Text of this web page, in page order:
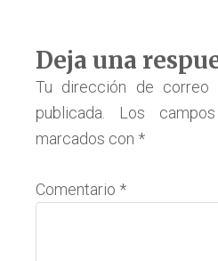
Interacciones
con
los
Deja una
Tu dirección de correo
publicada.
Los
marcados con *
Comentario *